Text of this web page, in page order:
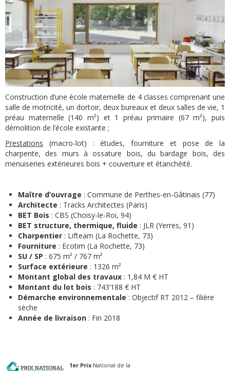
Construction d’une école maternelle de 4 classes comprenant une
salle de motricité, un dortoir, deux bureaux et deux salles de vie, 1
préau maternelle (140 m²) et 1 préau primaire (67 m²), puis
démolition de l’école existante ;
Prestations (macro-lot) : études, fourniture et pose de la
charpente, des murs à ossature bois, du bardage bois, des
menuiseries extérieures bois + couverture et étanchéité.
Maître d’ouvrage : Commune de Perthes-en-Gâtinais (77)
Architecte : Tracks Architectes (Paris)
BET Bois : CBS (Choisy-le-Roi, 94)
BET structure, thermique, fluide : JLR (Yerres, 91)
Charpentier : Lifteam (La Rochette, 73)
Fourniture : Ecotim (La Rochette, 73)
SU / SP : 675 m² / 767 m²
Surface extérieure : 1326 m²
Montant global des travaux : 1,84 M € HT
Montant du lot bois : 743’188 € HT
Démarche environnementale : Objectif RT 2012 – filière
sèche
Année de livraison : Fin 2018
1er Prix National de la